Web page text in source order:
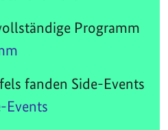
Programm
fanden Side-Events
Events